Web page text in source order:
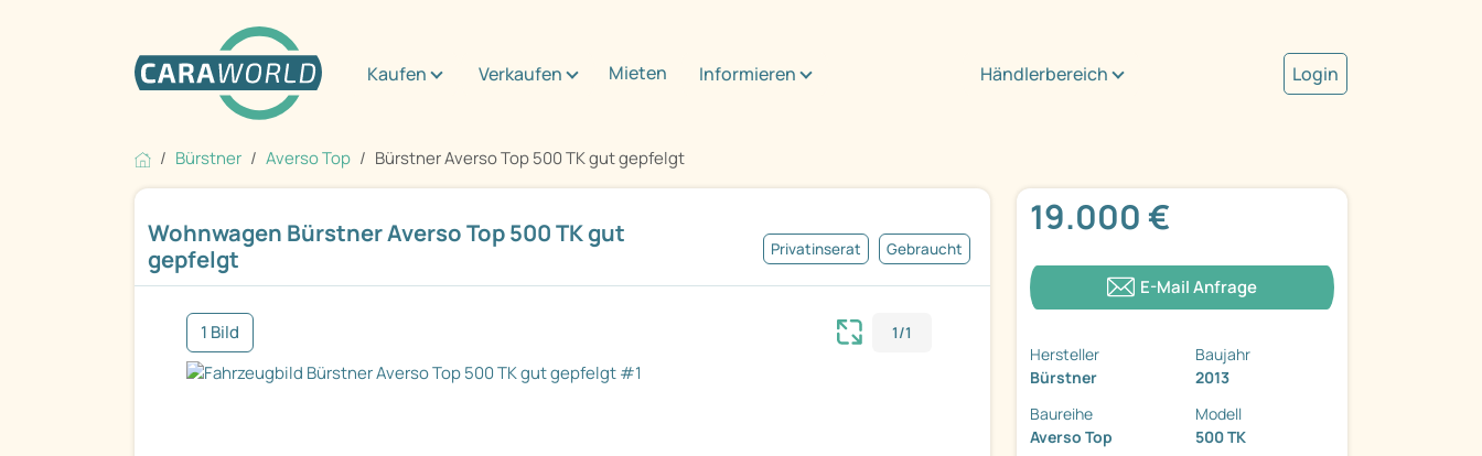
Kaufen Verkaufen Mieten Informieren Händlerbereich Login
Bürstner Averso Top Bürstner Averso Top 500 TK gut gepfelgt
Wohnwagen Bürstner Averso Top 500 TK gut
gepfelgt
Privatinserat Gebraucht
1 Bild 1/1
19.000 €
E-Mail Anfrage
Hersteller
Bürstner
Baujahr
2013
Baureihe
Averso Top
Modell
500 TK